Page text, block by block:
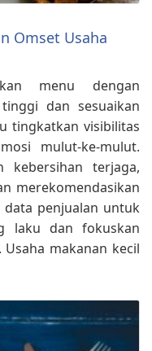
Omset Usaha
menu dengan
dan sesuaikan
tingkatkan visibilitas
mulut‑ke‑mulut.
kebersihan terjaga,
merekomendasikan
data penjualan untuk
laku dan fokuskan
makanan kecil